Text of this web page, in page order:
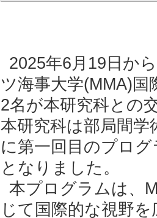
2025年6月19日か
ツ海事大学(MMA)
2名が本研究科との
本研究科は部局間
に第一回目のプロ
となりました。
本プログラムは、
じて国際的な視野